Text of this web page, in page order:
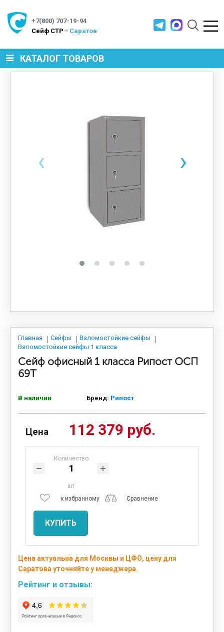
+7(800) 707-19-94
Cейф СТР - Саратов
КАТАЛОГ ТОВАРОВ
МЕТАЛЛИЧЕСКАЯ МЕБЕЛЬ
МЕТАЛЛИЧЕСКИЕ СТЕЛЛАЖИ
ПРОИЗВОДСТВЕННАЯ МЕБЕЛЬ
МЕДИЦИНСКАЯ МЕБЕЛЬ
СИСТЕМЫ ХРАНЕНИЯ
МЕБЕЛЬ ДЛЯ ДОМА
‹ ›
Главная Сейфы
Взломостойкие сейфы
Взломостойкие сейфы 1 класса
Сейф офисный 1 класса Рипост ОСП
69Т
В наличии Бренд: Рипост
Цена 112 379 руб.
Количество
шт
к избранному
Сравнение
КУПИТЬ
Цена актуальна для Москвы и ЦФО, цену для
Саратова уточняйте у менеджера.
Рейтинг и отзывы: